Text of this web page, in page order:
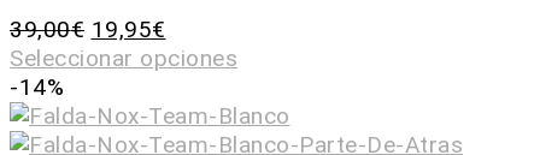
39,00€ 19,95€
Seleccionar opciones
-14%